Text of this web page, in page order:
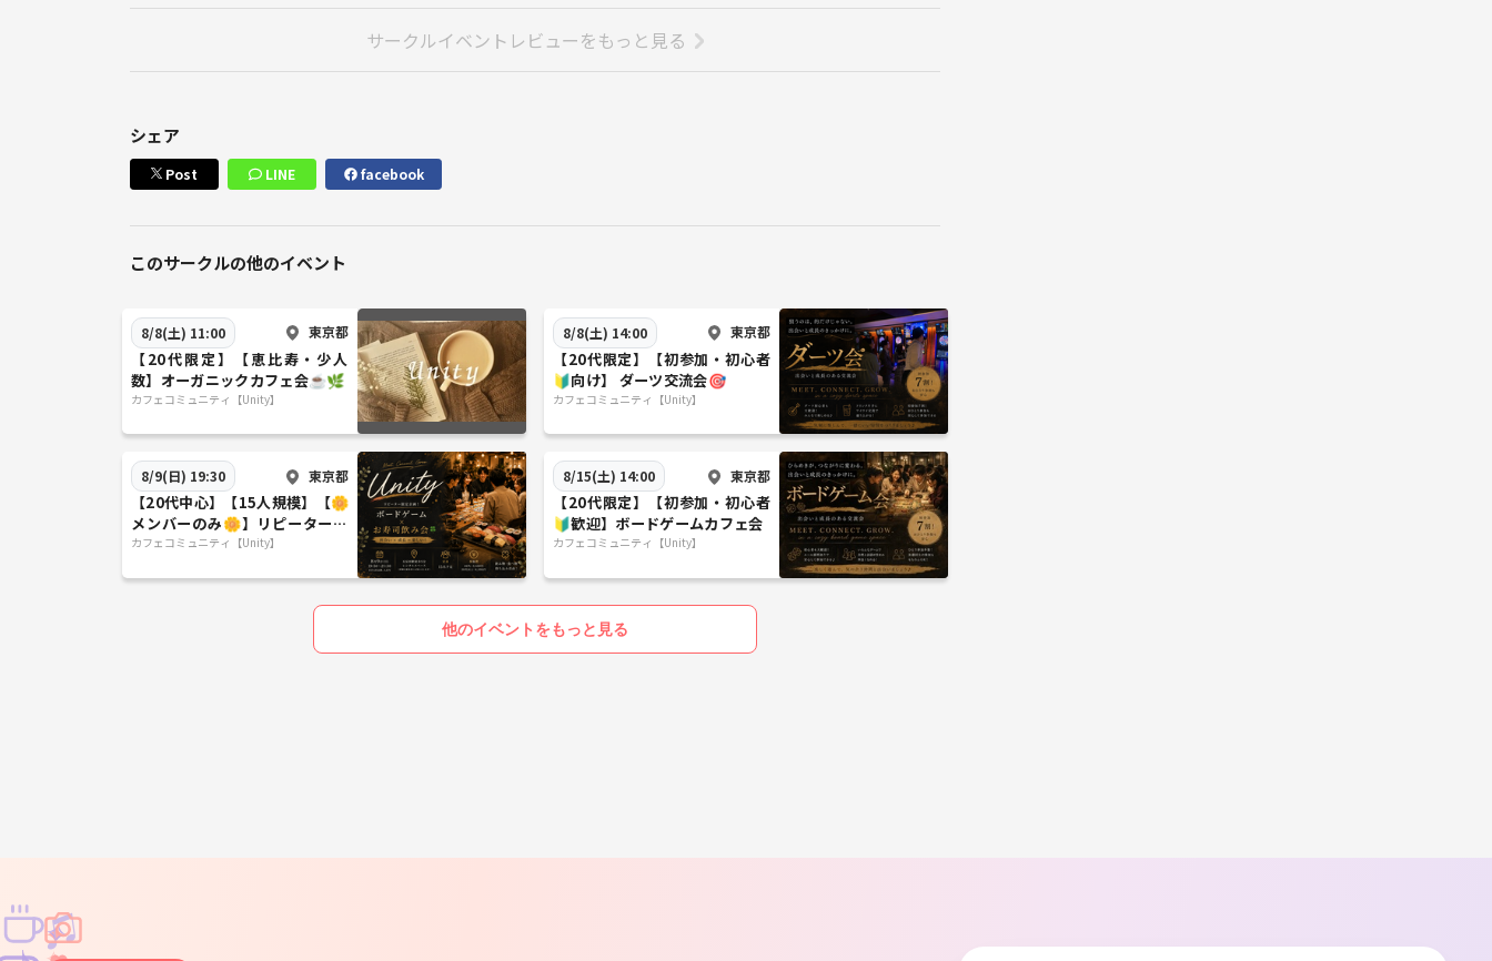
サークルイベントレビューをもっと見る
シェア
Post LINE facebook
このサークルの他のイベント
8/8(土) 11:00 東京都
【20代限定】【恵比寿・少人
数】オーガニックカフェ会☕️🌿
カフェコミュニティ【Unity】
8/8(土) 14:00 東京都
【20代限定】【初参加・初心者
🔰向け】 ダーツ交流会🎯
カフェコミュニティ【Unity】
8/9(日) 19:30 東京都
【20代中心】【15人規模】【🌼
メンバーのみ🌼】リピーター限
定交流会
カフェコミュニティ【Unity】
8/15(土) 14:00 東京都
【20代限定】【初参加・初心者
🔰歓迎】ボードゲームカフェ会
カフェコミュニティ【Unity】
他のイベントをもっと見る
✦
✧
♫